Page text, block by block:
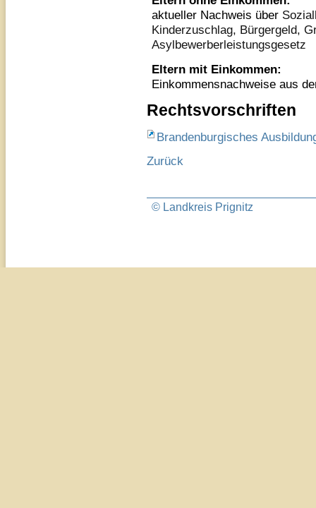
aktueller Nachweis über
Kinderzuschlag, Bürgergeld,
Asylbewerberleistungsgesetz
Eltern mit Einkommen:
Einkommensnachweise aus
Rechtsvorschriften
Brandenburgisches
Zurück
© Landkreis Prignitz